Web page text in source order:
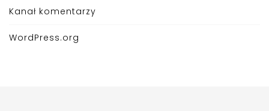
Kanał komentarzy
WordPress.org